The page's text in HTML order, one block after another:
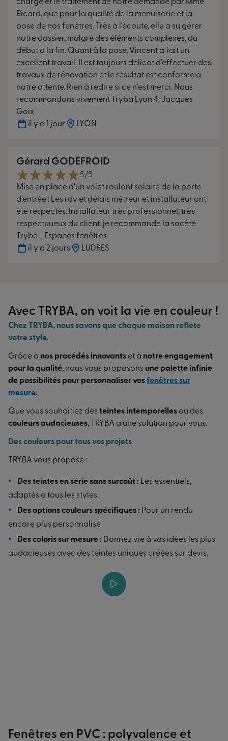
charge et le traitement de notre demande par Mme
Ricard, que pour la qualité de la menuiserie et la
pose de nos fenêtres. Très à l'écoute, elle a su gérer
notre dossier, malgré des éléments complexes, du
début à la fin. Quant à la pose, Vincent a fait un
excellent travail. Il est toujours délicat d'effectuer des
travaux de rénovation et le résultat est conforme à
notre attente. Rien à redire si ce n'est merci. Nous
recommandons vivement Tryba Lyon 4. Jacques
Goix
il y a 1 jour
LYON
Gérard GODEFROID
5/5
Mise en place d'un volet roulant solaire de la porte
d'entrée : Les rdv et délais métreur et installateur ont
été respectés. Installateur très professionnel, très
respectuueux du client. je recommande la socèté
Trybe - Espaces fenêtres
il y a 2 jours
LUDRES
Avec TRYBA, on voit la vie en couleur !
Chez TRYBA, nous savons que chaque maison reflète
votre style.
Grâce à nos procédés innovants et à notre engagement
pour la qualité, nous vous proposons une palette infinie
de possibilités pour personnaliser vosfenêtres sur
mesure.
Que vous souhaitiez des teintes intemporelles ou des
couleurs audacieuses, TRYBA a une solution pour vous.
Des couleurs pour tous vos projets
TRYBA vous propose :
Des teintes en série sans surcoût : Les essentiels,
adaptés à tous les styles.
Des options couleurs spécifiques : Pour un rendu
encore plus personnalisé.
Des coloris sur mesure : Donnez vie à vos idées les plus
audacieuses avec des teintes uniques créées sur devis.
Fenêtres en PVC : polyvalence et